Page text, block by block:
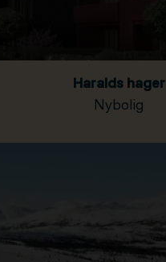
Haralds hager
Nybolig